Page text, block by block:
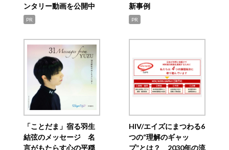
ンタリー動画を公開中
PR
新事例
PR
「ことだま」宿る羽生
結弦のメッセージ 名
言がもたらす心の平穏
HIV/エイズにまつわる6
つの“理解のギャッ
プ”とは？ 2030年の流